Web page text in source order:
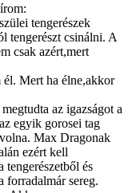
tengerészek
tengerészt csinálni. A
csak azért,mert
Mert ha élne,akkor
az igazságot a
egyik gorosei tag
Max Dragonak
ezért kell
és
forradalmár sereg.